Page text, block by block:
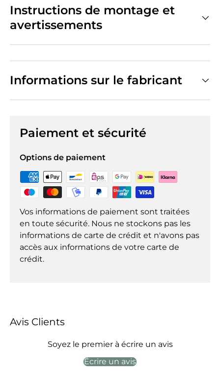
Instructions de montage et
avertissements
Informations sur le fabricant
Paiement et sécurité
Options de paiement
Vos informations de paiement sont traitées
en toute sécurité. Nous ne stockons pas les
informations de carte de crédit et n'avons pas
accès aux informations de votre carte de
crédit.
Avis Clients
Soyez le premier à écrire un avis
Écrire un avis